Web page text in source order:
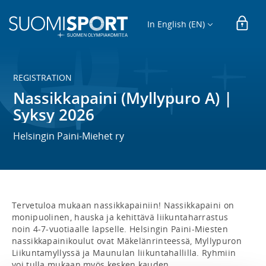
In English (EN)
REGISTRATION
Nassikkapaini (Myllypuro A) |
Syksy 2026
Helsingin Paini-Miehet ry
Tervetuloa mukaan nassikkapainiin! Nassikkapaini on
monipuolinen, hauska ja kehittävä liikuntaharrastus
noin 4-7-vuotiaalle lapselle. Helsingin Paini-Miesten
nassikkapainikoulut ovat Mäkelänrinteessä, Myllypuron
Liikuntamyllyssä ja Maunulan liikuntahallilla. Ryhmiin